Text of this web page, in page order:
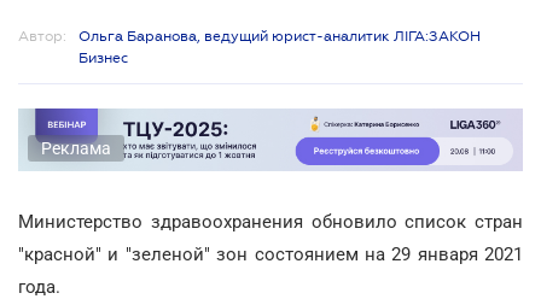
Автор:
Ольга Баранова, ведущий юрист-аналитик ЛІГА:ЗАКОН
Бизнес
Реклама
Министерство здравоохранения обновило список стран
"красной" и "зеленой" зон состоянием на 29 января 2021
года.